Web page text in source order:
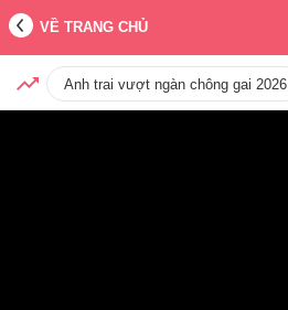
VỀ TRANG CHỦ
Anh trai vượt ngàn chông gai 2026